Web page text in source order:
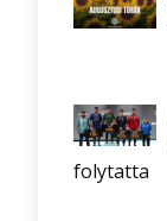
folytatta